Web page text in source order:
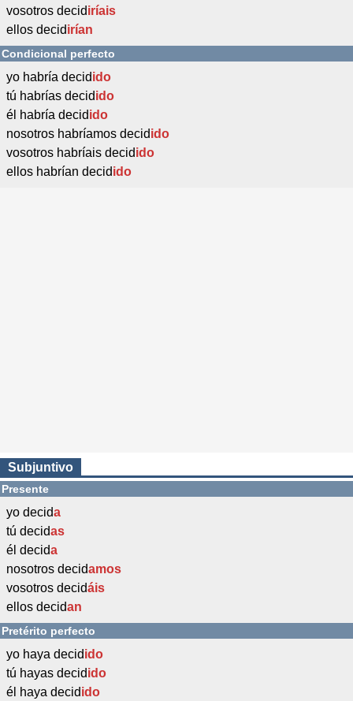
vosotros decidiríais
ellos decidirían
Condicional perfecto
yo habría decidido
tú habrías decidido
él habría decidido
nosotros habríamos decidido
vosotros habríais decidido
ellos habrían decidido
Subjuntivo
Presente
yo decida
tú decidas
él decida
nosotros decidamos
vosotros decidáis
ellos decidan
Pretérito perfecto
yo haya decidido
tú hayas decidido
él haya decidido